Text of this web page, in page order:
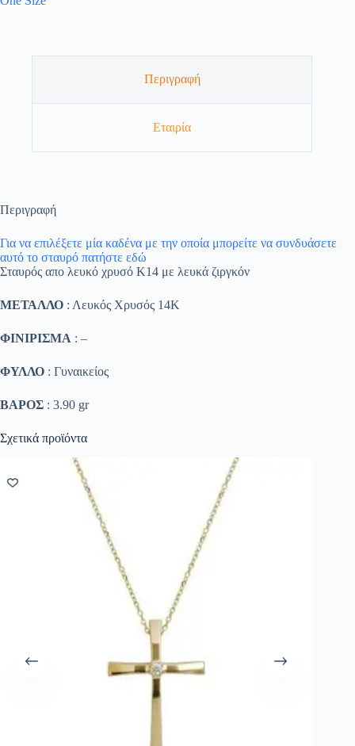
Περιγραφή
Εταιρία
Περιγραφή
Για να επιλέξετε μία καδένα με την οποία μπορείτε να συνδυάσετε
αυτό το σταυρό πατήστε εδώ
Σταυρός απο λευκό χρυσό Κ14 με λευκά ζιργκόν
ΜΕΤΑΛΛΟ : Λευκός Χρυσός 14K
ΦΙΝΙΡΙΣΜΑ : –
ΦΥΛΛΟ : Γυναικείος
ΒΑΡΟΣ : 3.90 gr
Σχετικά προϊόντα